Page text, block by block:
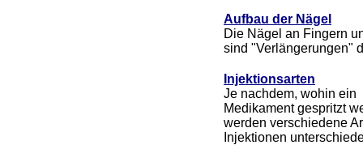
Aufbau der Nägel
Die Nägel an Fingern
sind "Verlängerungen"
Injektionsarten
Je nachdem, wohin ein
Medikament gespritzt
werden verschiedene
Injektionen